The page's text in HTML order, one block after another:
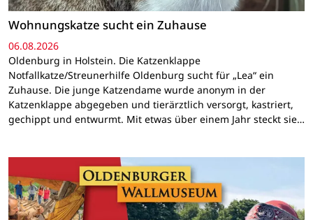
Wohnungskatze sucht ein Zuhause
06.08.2026
Oldenburg in Holstein. Die Katzenklappe
Notfallkatze/Streunerhilfe Oldenburg sucht für „Lea“ ein
Zuhause. Die junge Katzendame wurde anonym in der
Katzenklappe abgegeben und tierärztlich versorgt, kastriert,
gechippt und entwurmt. Mit etwas über einem Jahr steckt sie…